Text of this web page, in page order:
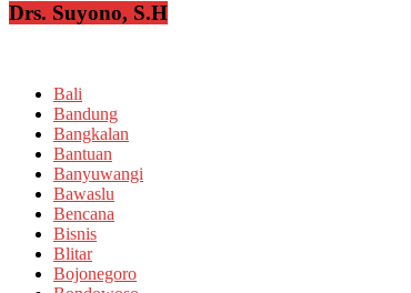
Drs. Suyono, S.H
Bali
Bandung
Bangkalan
Bantuan
Banyuwangi
Bawaslu
Bencana
Bisnis
Blitar
Bojonegoro